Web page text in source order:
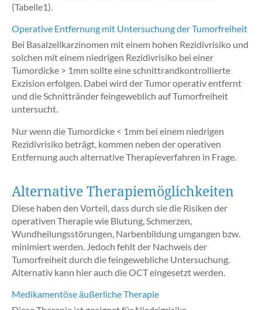
(Tabelle1).
Operative Entfernung mit Untersuchung der Tumorfreiheit
Bei Basalzellkarzinomen mit einem hohen Rezidivrisiko und
solchen mit einem niedrigen Rezidivrisiko bei einer
Tumordicke > 1mm sollte eine schnittrandkontrollierte
Exzision erfolgen. Dabei wird der Tumor operativ entfernt
und die Schnittränder feingeweblich auf Tumorfreiheit
untersucht.
Nur wenn die Tumordicke < 1mm bei einem niedrigen
Rezidivrisiko beträgt, kommen neben der operativen
Entfernung auch alternative Therapieverfahren in Frage.
Alternative Therapiemöglichkeiten
Diese haben den Vorteil, dass durch sie die Risiken der
operativen Therapie wie Blutung, Schmerzen,
Wundheilungsstörungen, Narbenbildung umgangen bzw.
minimiert werden. Jedoch fehlt der Nachweis der
Tumorfreiheit durch die feingewebliche Untersuchung.
Alternativ kann hier auch die OCT eingesetzt werden.
Medikamentöse äußerliche Therapie